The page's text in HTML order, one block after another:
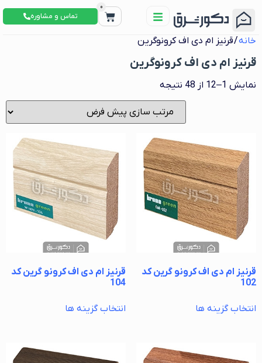
0
تماس و مشاوره
خانه/ قرنیز ام دی اف کرونوگرین
قرنیز ام دی اف کرونوگرین
نمایش 1–12 از 48 نتیجه
قرنیز ام دی اف کرونو گرین کد
102
انتخاب گزینه ها
قرنیز ام دی اف کرونو گرین کد
104
انتخاب گزینه ها